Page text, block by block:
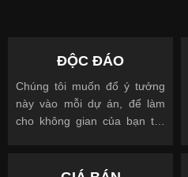
ĐỘC ĐÁO
Chúng tôi muốn đổ ý tưởng
này vào mỗi dự án, để làm
cho không gian của bạn trở